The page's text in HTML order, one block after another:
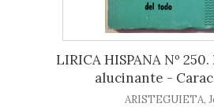
LIRICA HISPANA Nº
alucinante -
ARISTEGUIETA,